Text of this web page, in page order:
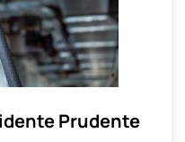
Prudente